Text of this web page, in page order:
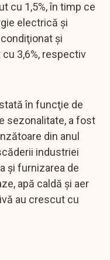
cu 1,5%, în timp ce
electrică şi
şi
3,6%, respectiv
în funcţie de
sezonalitate, a fost
din anul
industriei
şi furnizarea de
apă caldă şi aer
au crescut cu